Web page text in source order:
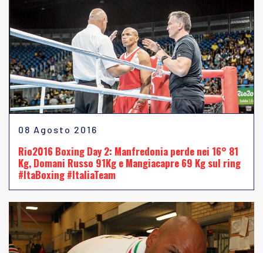
08 Agosto 2016
Rio2016 Boxing Day 2: Manfredonia perde nei 16° 81
Kg, Domani Russo 91Kg e Mangiacapre 69 Kg sul ring
#ItaBoxing #ItaliaTeam